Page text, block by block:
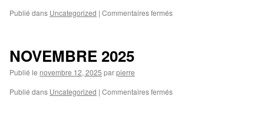
Publié dans Uncategorized | Commentaires ferméssur
NOVEMBRE 2025
Publié le novembre 12, 2025 parpierre
Publié dans Uncategorized | Commentaires ferméssur